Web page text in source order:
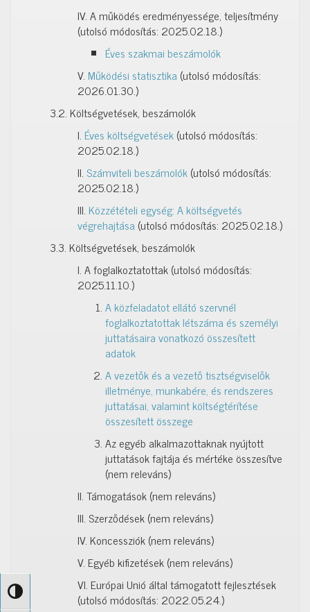
Nagy kontraszt váltása
IV. A működés eredményessége, teljesítmény
(utolsó módosítás: 2025.02.18.)
Éves szakmai beszámolók
V. Működési statisztika (utolsó módosítás:
2026.01.30.)
3.2. Költségvetések, beszámolók
I. Éves költségvetések(utolsó módosítás:
2025.02.18.)
II.Számviteli beszámolók(utolsó módosítás:
2025.02.18.)
III. Közzétételi egység: A költségvetés
végrehajtása (utolsó módosítás: 2025.02.18.)
3.3. Költségvetések, beszámolók
I. A foglalkoztatottak (utolsó módosítás:
2025.11.10.)
A közfeladatot ellátó szervnél
foglalkoztatottak létszáma és személyi
juttatásaira vonatkozó összesített
adatok
A vezetők és a vezető tisztségviselők
illetménye, munkabére, és rendszeres
juttatásai, valamint költségtérítése
összesített összege
Az egyéb alkalmazottaknak nyújtott
juttatások fajtája és mértéke összesítve
(nem releváns)
II. Támogatások (nem releváns)
III. Szerződések (nem releváns)
IV. Koncessziók (nem releváns)
V. Egyéb kifizetések (nem releváns)
VI. Európai Unió által támogatott fejlesztések
(utolsó módosítás: 2022.05.24.)